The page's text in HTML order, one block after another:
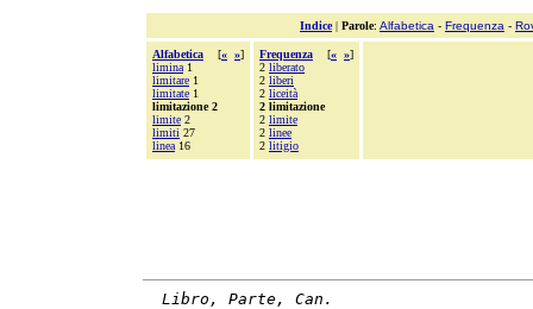
Indice| Parole: Alfabetica - Frequenza -
Alfabetica [« »]
limina 1
limitare 1
limitate 1
limitazione 2
limite 2
limiti 27
linea 16
Frequenza [« »]
2 liberato
2 liberi
2 liceità
2 limitazione
2 limite
2 linee
2 litigio
Libro, Parte, Can.